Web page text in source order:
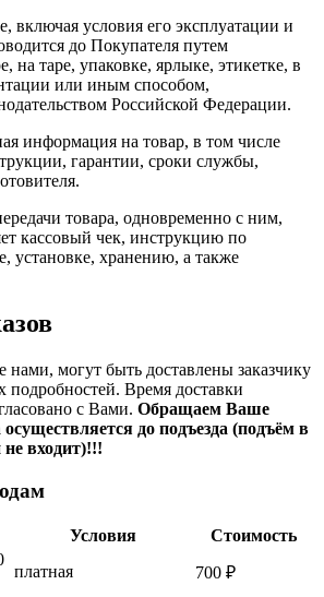
включая условия его эксплуатации и
до Покупателя путем
на таре, упаковке, ярлыке, этикетке, в
или иным способом,
Российской Федерации.
информация на товар, в том числе
гарантии, сроки службы,
товара, одновременно с ним,
кассовый чек, инструкцию по
установке, хранению, а также
нами, могут быть доставлены заказчику
подробностей. Время доставки
с Вами. Обращаем Ваше
до подъезда (подъём в
не входит)!!!
Условия
Стоимость
платная 700 ₽